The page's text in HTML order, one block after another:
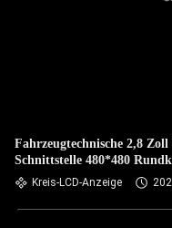
Fahrzeugtechnische 2,8
Schnittstelle 480*480
Kreis-LCD-Anzeige